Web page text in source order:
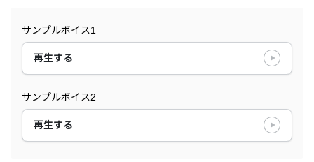
サンプルボイス1
再生する
サンプルボイス2
再生する